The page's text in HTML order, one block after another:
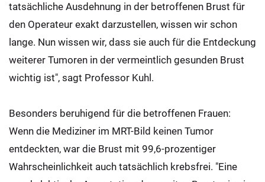
tatsächliche Ausdehnung in der betroffenen Brust für
den Operateur exakt darzustellen, wissen wir schon
lange. Nun wissen wir, dass sie auch für die Entdeckung
weiterer Tumoren in der vermeintlich gesunden Brust
wichtig ist", sagt Professor Kuhl.
Besonders beruhigend für die betroffenen Frauen:
Wenn die Mediziner im MRT-Bild keinen Tumor
entdeckten, war die Brust mit 99,6-prozentiger
Wahrscheinlichkeit auch tatsächlich krebsfrei. "Eine